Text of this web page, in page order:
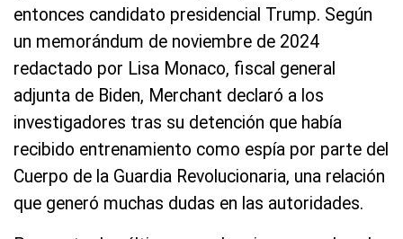
entonces candidato presidencial Trump. Según
un memorándum de noviembre de 2024
redactado por Lisa Monaco, fiscal general
adjunta de Biden, Merchant declaró a los
investigadores tras su detención que había
recibido entrenamiento como espía por parte del
Cuerpo de la Guardia Revolucionaria, una relación
que generó muchas dudas en las autoridades.